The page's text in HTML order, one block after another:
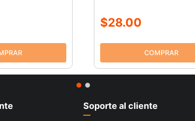
$28.00
Soporte al cliente